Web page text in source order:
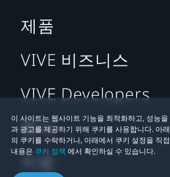
이 사이트는 웹사이트 기능을 최적화하고, 성능
과 광고를 제공하기 위해 쿠키를 사용합니다. 아
의 쿠키를 수락하거나, 아래에서 쿠키 설정을 직
내용은 쿠키 정책 에서 확인하실 수 있습니다.
제품
VIVE 비즈니스
VIVE Developers
회사
지원